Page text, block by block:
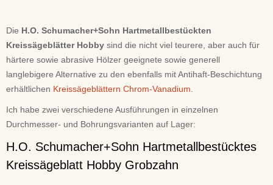
Die H.O. Schumacher+Sohn Hartmetallbestückten
Kreissägeblätter Hobby sind die nicht viel teurere, aber auch für
härtere sowie abrasive Hölzer geeignete sowie generell
langlebigere Alternative zu den ebenfalls mit Antihaft-Beschichtung
erhältlichen Kreissägeblättern Chrom-Vanadium
Ich habe zwei verschiedene Ausführungen in einzelnen
Durchmesser- und Bohrungsvarianten auf Lager:
H.O. Schumacher+Sohn Hartmetallbestücktes
Kreissägeblatt Hobby Grobzahn